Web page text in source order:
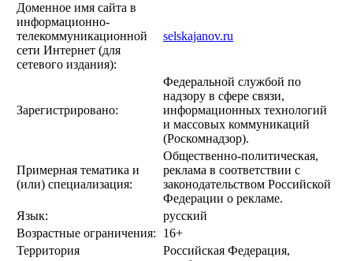
Доменное имя сайта в
информационно-
телекоммуникационной
сети Интернет (для
сетевого издания):
selskajanov.ru
Зарегистрировано:
Федеральной службой по
надзору в сфере связи,
информационных технологий
и массовых коммуникаций
(Роскомнадзор).
Примерная тематика и
(или) специализация:
Общественно-политическая,
реклама в соответствии с
законодательством Российской
Федерации о рекламе.
Язык:
русский
Возрастные ограничения:
16+
Территория
Российская Федерация,